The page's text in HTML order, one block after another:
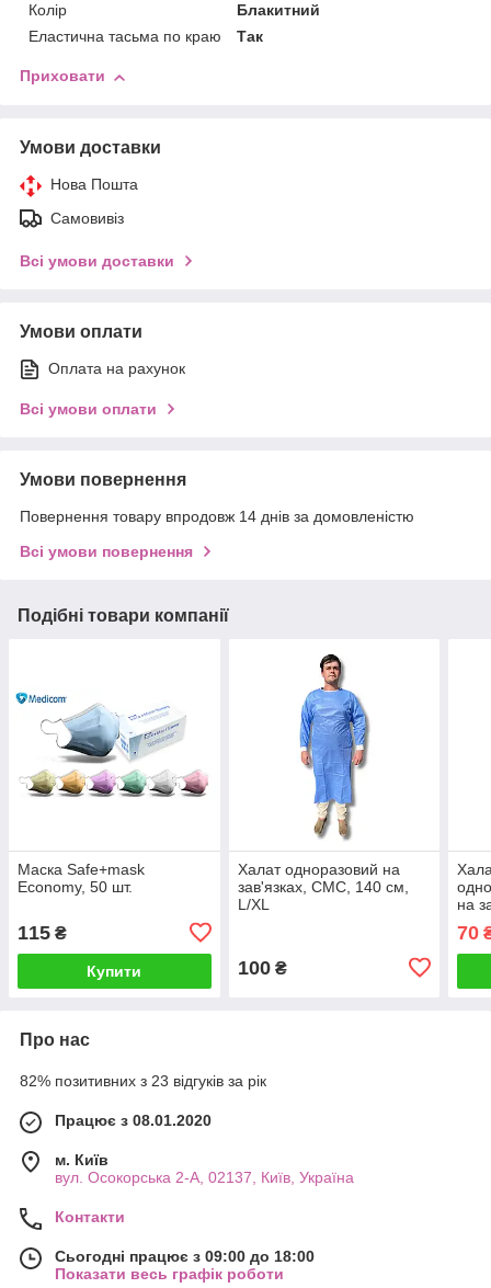
Колір
Блакитний
Еластична тасьма по краю
Так
Приховати
Умови доставки
Нова Пошта
Самовивіз
Всі умови доставки
Умови оплати
Оплата на рахунок
Всі умови оплати
Умови повернення
Повернення товару впродовж 14 днів за домовленістю
Всі умови повернення
Подібні товари компанії
Маска Safe+mask
Economy, 50 шт.
115 ₴
Купити
Халат одноразовий на
зав'язках, СМС, 140 см,
L/XL
100₴
на
70
Про нас
82% позитивних з 23 відгуків за рік
Працює з 08.01.2020
м. Київ
вул. Осокорська 2-А, 02137, Київ, Україна
Контакти
Сьогодні працює з 09:00 до 18:00
Показати весь графік роботи